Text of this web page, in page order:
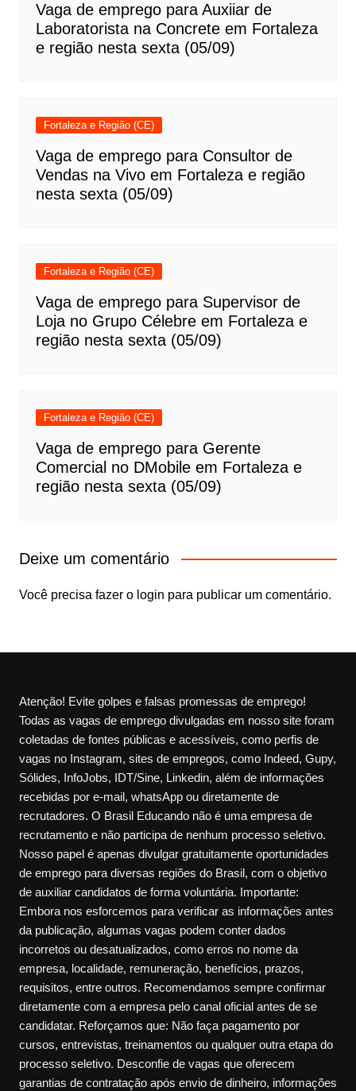
Vaga de emprego para Auxiiar de
Laboratorista na Concrete em Fortaleza
e região nesta sexta (05/09)
Fortaleza e Região (CE)
Vaga de emprego para Consultor de
Vendas na Vivo em Fortaleza e região
nesta sexta (05/09)
Fortaleza e Região (CE)
Vaga de emprego para Supervisor de
Loja no Grupo Célebre em Fortaleza e
região nesta sexta (05/09)
Fortaleza e Região (CE)
Vaga de emprego para Gerente
Comercial no DMobile em Fortaleza e
região nesta sexta (05/09)
Deixe um comentário
Você precisa fazer o login para publicar um comentário.
Atenção! Evite golpes e falsas promessas de emprego!
Todas as vagas de emprego divulgadas em nosso site foram
coletadas de fontes públicas e acessíveis, como perfis de
vagas no Instagram, sites de empregos, como Indeed, Gupy,
Sólides, InfoJobs, IDT/Sine, Linkedin, além de informações
recebidas por e-mail, whatsApp ou diretamente de
recrutadores. O Brasil Educando não é uma empresa de
recrutamento e não participa de nenhum processo seletivo.
Nosso papel é apenas divulgar gratuitamente oportunidades
de emprego para diversas regiões do Brasil, com o objetivo
de auxiliar candidatos de forma voluntária. Importante:
Embora nos esforcemos para verificar as informações antes
da publicação, algumas vagas podem conter dados
incorretos ou desatualizados, como erros no nome da
empresa, localidade, remuneração, benefícios, prazos,
requisitos, entre outros. Recomendamos sempre confirmar
diretamente com a empresa pelo canal oficial antes de se
candidatar. Reforçamos que: Não faça pagamento por
cursos, entrevistas, treinamentos ou qualquer outra etapa do
processo seletivo. Desconfie de vagas que oferecem
garantias de contratação após envio de dinheiro, informações